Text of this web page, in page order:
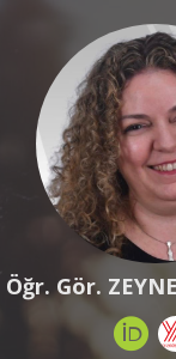
Öğr. Gör.